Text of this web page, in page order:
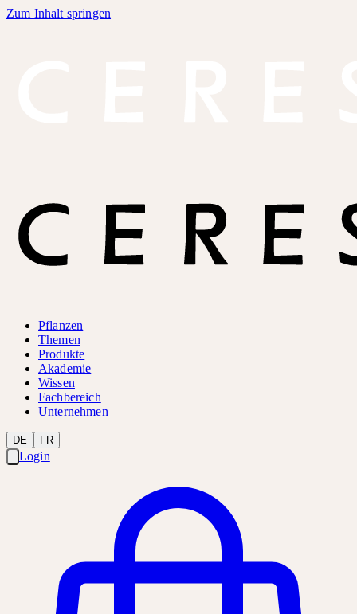
Zum Inhalt springen
Pflanzen
Themen
Produkte
Akademie
Wissen
Fachbereich
Unternehmen
DE FR
Login